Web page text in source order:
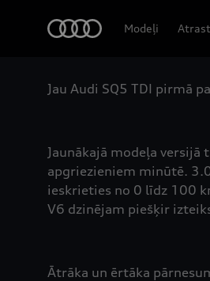
Modeļi
Jau Audi SQ5 TDI pirmā
Jaunākajā modeļa
apgriezieniem minūtē.
ieskrieties no 0 līdz 100
V6 dzinējam piešķir
Ātrāka un ērtāka